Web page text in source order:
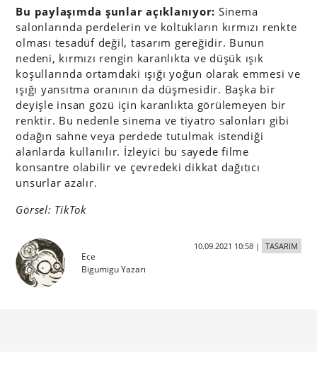
Bu paylaşımda şunlar açıklanıyor: Sinema
salonlarında perdelerin ve koltukların kırmızı renkte
olması tesadüf değil, tasarım gereğidir. Bunun
nedeni, kırmızı rengin karanlıkta ve düşük ışık
koşullarında ortamdaki ışığı yoğun olarak emmesi ve
ışığı yansıtma oranının da düşmesidir. Başka bir
deyişle insan gözü için karanlıkta görülemeyen bir
renktir. Bu nedenle sinema ve tiyatro salonları gibi
odağın sahne veya perdede tutulmak istendiği
alanlarda kullanılır. İzleyici bu sayede filme
konsantre olabilir ve çevredeki dikkat dağıtıcı
unsurlar azalır.
Görsel: TikTok
Ece
Bigumigu Yazarı
10.09.2021 10:58| TASARIM